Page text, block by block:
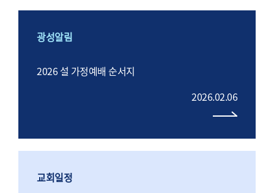
광성알림
2026 설 가정예배 순서지
2026.02.06
교회일정